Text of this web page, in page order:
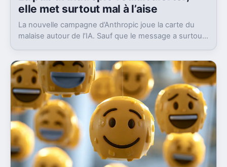
elle met surtout mal à l’aise
La nouvelle campagne d’Anthropic joue la carte du
malaise autour de l’IA. Sauf que le message a surtout